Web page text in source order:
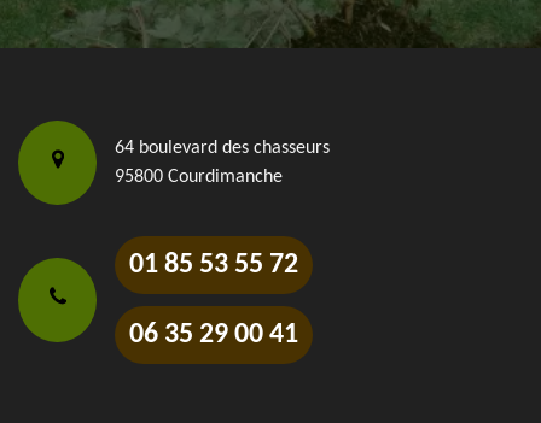
64 boulevard des chasseurs
95800 Courdimanche
01 85 53 55 72
06 35 29 00 41